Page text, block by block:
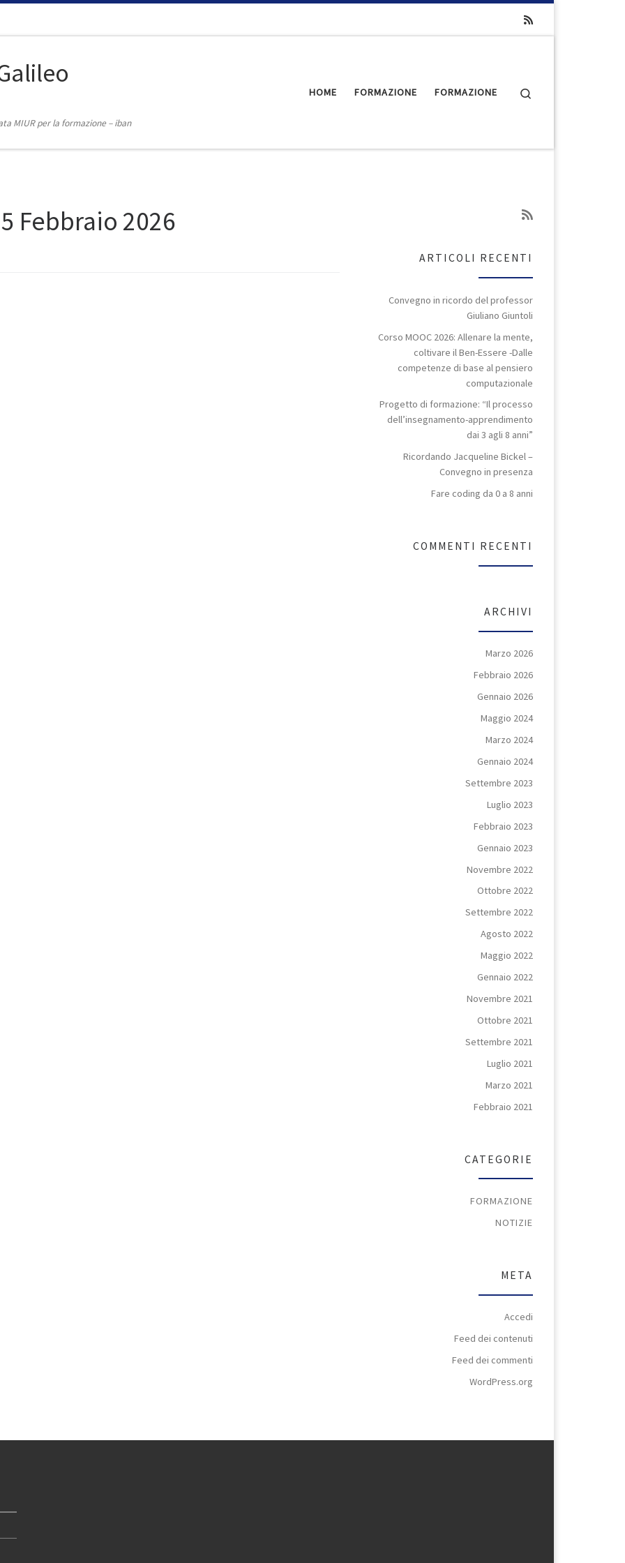
MIUR per la formazione – iban
HOME FORMAZIONE FORMAZIONE
Febbraio 2026
ARTICOLI RECENTI
Convegno in ricordo del professor
Giuliano Giuntoli
Corso MOOC 2026: Allenare la mente,
coltivare il Ben-Essere -Dalle
competenze di base al pensiero
computazionale
Progetto di formazione: “Il processo
dell’insegnamento-apprendimento
dai 3 agli 8 anni”
Ricordando Jacqueline Bickel –
Convegno in presenza
Fare coding da 0 a 8 anni
COMMENTI RECENTI
ARCHIVI
Marzo 2026
Febbraio 2026
Gennaio 2026
Maggio 2024
Marzo 2024
Gennaio 2024
Settembre 2023
Luglio 2023
Febbraio 2023
Gennaio 2023
Novembre 2022
Ottobre 2022
Settembre 2022
Agosto 2022
Maggio 2022
Gennaio 2022
Novembre 2021
Ottobre 2021
Settembre 2021
Luglio 2021
Marzo 2021
Febbraio 2021
CATEGORIE
FORMAZIONE
NOTIZIE
META
Accedi
Feed dei contenuti
Feed dei commenti
WordPress.org